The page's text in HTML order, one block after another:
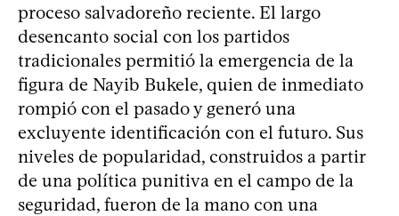
proceso salvadoreño reciente. El largo
desencanto social con los partidos
tradicionales permitió la emergencia de la
figura de Nayib Bukele, quien de inmediato
rompió con el pasado y generó una
excluyente identificación con el futuro. Sus
niveles de popularidad, construidos a partir
de una política punitiva en el campo de la
seguridad, fueron de la mano con una